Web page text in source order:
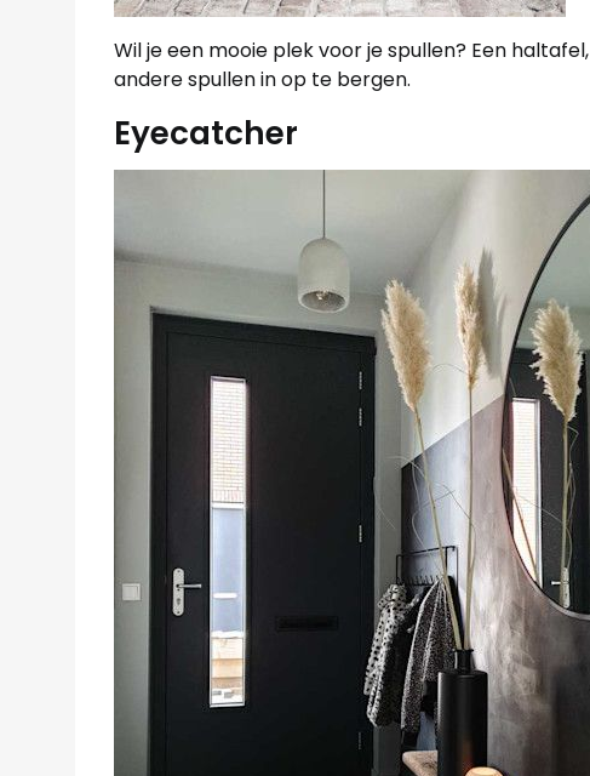
Wil je een mooie plek voor je spullen? Een haltafel,
andere spullen in op te bergen.
Eyecatcher